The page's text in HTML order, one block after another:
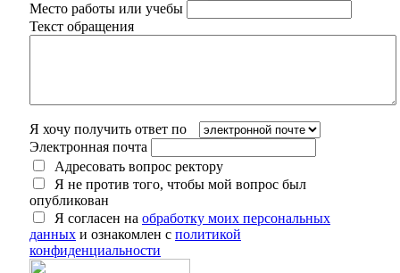
Место работы или учебы
Текст обращения
Я хочу получить ответ по
Электронная почта
Адресовать вопрос ректору
Я не против того, чтобы мой вопрос был
опубликован
Я согласен на обработку моих персональных
данных и ознакомлен с политикой
конфиденциальности